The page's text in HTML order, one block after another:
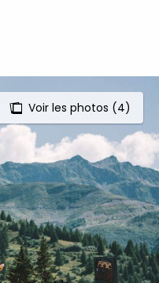
Voir les photos (4)